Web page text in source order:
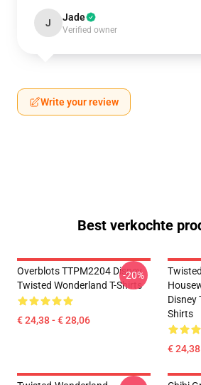
J Jade
Verified owner
Write your review
Best verkochte
Overblots TTPM2204 Disney
Twisted Wonderland T-Shirts
€ 24,38 - € 28,06
-20%
Disney
Shirts
€